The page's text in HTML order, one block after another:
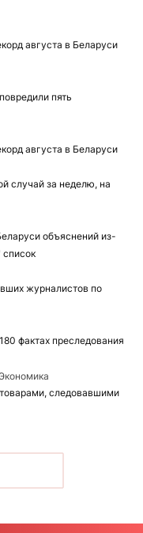
августа в Беларуси
пять
августа в Беларуси
случай за неделю, на
объяснений из-
список
журналистов по
фактах преследования
следовавшими